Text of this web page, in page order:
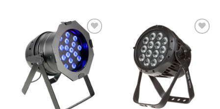
Toevoegen
aan
verlanglijst
Toevoegen
aan
verlanglijst